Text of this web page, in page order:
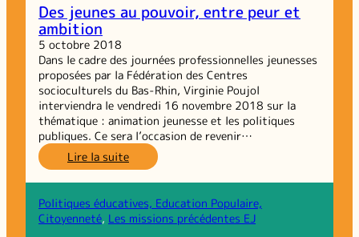
Des jeunes au pouvoir, entre peur et
ambition
5 octobre 2018
Dans le cadre des journées professionnelles jeunesses
proposées par la Fédération des Centres
socioculturels du Bas-Rhin, Virginie Poujol
interviendra le vendredi 16 novembre 2018 sur la
thématique : animation jeunesse et les politiques
publiques. Ce sera l’occasion de revenir…
Lire la suite:
Des
jeunes
au
pouvoir,
Politiques éducatives, Education Populaire,
Citoyenneté, Les missions précédentes EJ